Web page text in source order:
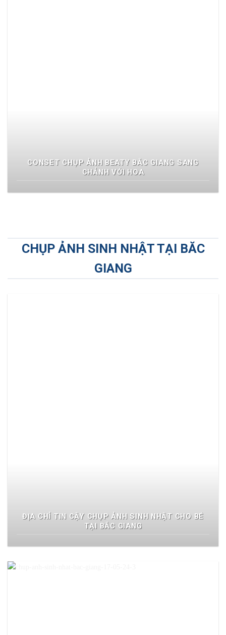
CONSET CHỤP ẢNH BEATY BẮC GIANG SANG
CHẢNH VỚI HOA
CHỤP ẢNH SINH NHẬT TẠI BĂC
GIANG
ĐỊA CHỈ TIN CẬY CHỤP ẢNH SINH NHẬT CHO BÉ
TẠI BẮC GIANG